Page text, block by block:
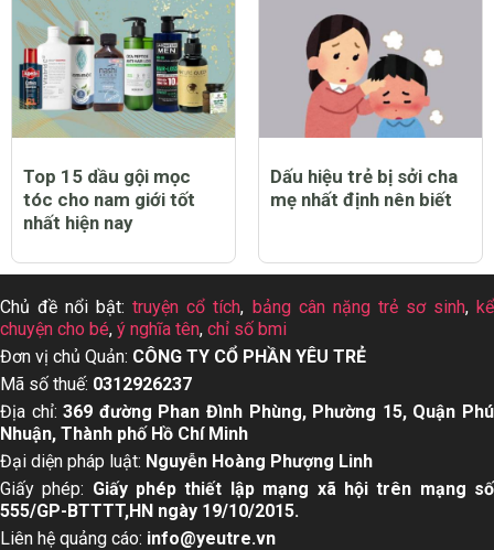
Top 15 dầu gội mọc
tóc cho nam giới tốt
nhất hiện nay
Dấu hiệu trẻ bị sởi cha
mẹ nhất định nên biết
Chủ đề nổi bật:truyện cổ tích, bảng cân nặng trẻ sơ sinh, kể
chuyện cho bé, ý nghĩa tên, chỉ số bmi
Đơn vị chủ Quản: CÔNG TY CỔ PHẦN YÊU TRẺ
Mã số thuế: 0312926237
Địa chỉ:369 đường Phan Đình Phùng, Phường 15, Quận Phú
Nhuận, Thành phố Hồ Chí Minh
Đại diện pháp luật: Nguyễn Hoàng Phượng Linh
Giấy phép: Giấy phép thiết lập mạng xã hội trên mạng số
555/GP-BTTTT,HN ngày 19/10/2015.
Liên hệ quảng cáo: info@yeutre.vn